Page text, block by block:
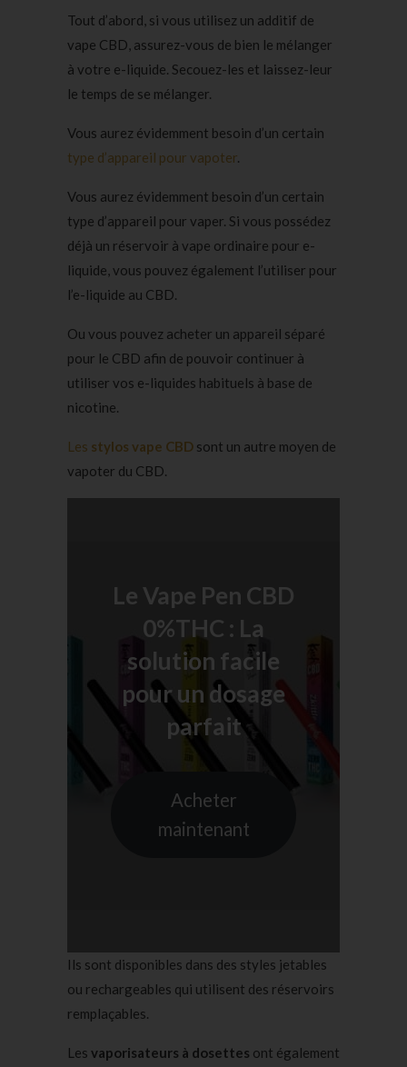
Tout d’abord, si vous utilisez un additif de
vape CBD, assurez-vous de bien le mélanger
à votre e-liquide. Secouez-les et laissez-leur
le temps de se mélanger.
Vous aurez évidemment besoin d’un certain
type d’appareil pour vapoter.
Vous aurez évidemment besoin d’un certain
type d’appareil pour vaper. Si vous possédez
déjà un réservoir à vape ordinaire pour e-
liquide, vous pouvez également l’utiliser pour
l’e-liquide au CBD.
Ou vous pouvez acheter un appareil séparé
pour le CBD afin de pouvoir continuer à
utiliser vos e-liquides habituels à base de
nicotine.
Les stylos vape CBD sont un autre moyen de
vapoter du CBD.
Le Vape Pen CBD
0%THC : La
solution facile
pour un dosage
parfait
Acheter
maintenant
Ils sont disponibles dans des styles jetables
ou rechargeables qui utilisent des réservoirs
remplaçables.
Les vaporisateurs à dosettes ont également